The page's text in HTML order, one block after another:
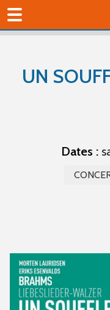
UN
Dates :